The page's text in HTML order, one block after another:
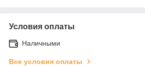
Условия оплаты
Наличными
Все условия оплаты